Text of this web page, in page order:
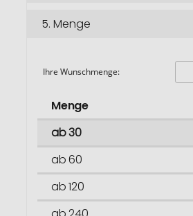
5. Menge
Ihre Wunschmenge:
Menge
ab 30
ab 60
ab 120